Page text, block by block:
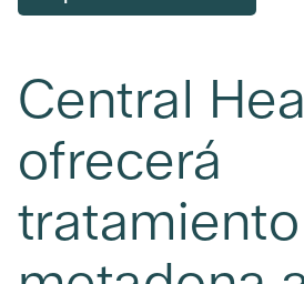
Central
ofrecerá